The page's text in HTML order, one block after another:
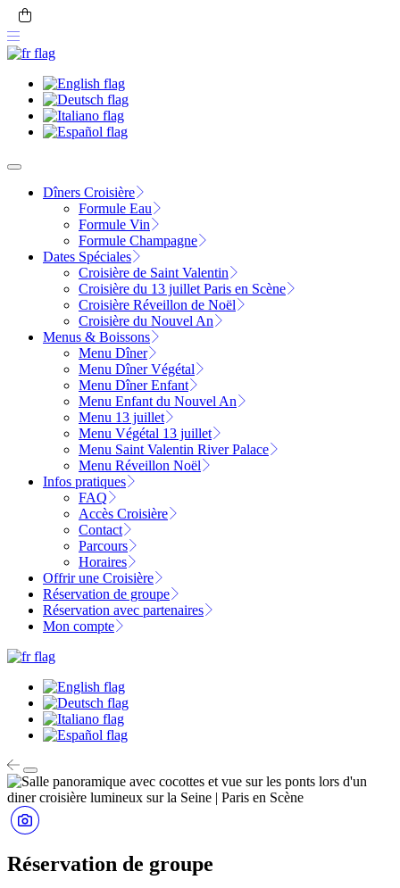
Dîners Croisière
Formule Eau
Formule Vin
Formule Champagne
Dates Spéciales
Croisière de Saint Valentin
Croisière du 13 juillet Paris en Scène
Croisière Réveillon de Noël
Croisière du Nouvel An
Menus & Boissons
Menu Dîner
Menu Dîner Végétal
Menu Dîner Enfant
Menu Enfant du Nouvel An
Menu 13 juillet
Menu Végétal 13 juillet
Menu Saint Valentin River Palace
Menu Réveillon Noël
Infos pratiques
FAQ
Accès Croisière
Contact
Parcours
Horaires
Offrir une Croisière
Réservation de groupe
Réservation avec partenaires
Mon compte
Réservation de groupe